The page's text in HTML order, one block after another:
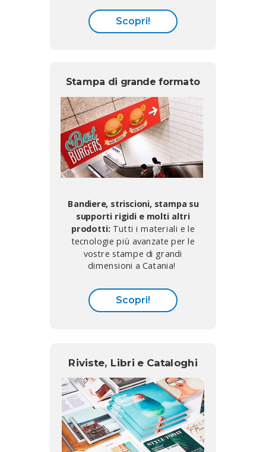
Stampa di grande formato
Bandiere, striscioni, stampa su
supporti rigidi e molti altri
prodotti: Tutti i materiali e le
tecnologie più avanzate per le
vostre stampe di grandi
dimensioni a Catania!
Scopri!
Scopri!
Riviste, Libri e Cataloghi